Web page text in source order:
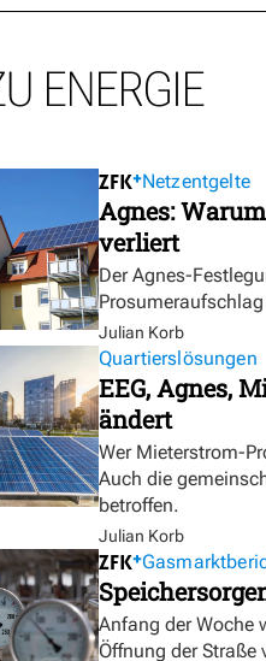
ENERGIE
Netzentgelte
Agnes:
verliert
Der Agnes-
Julian Korb
Quartierslösungen
EEG, Agnes,
ändert
Wer Mieterstrom-
Auch die
betroffen.
Julian Korb
Anfang der Woche
Öffnung der